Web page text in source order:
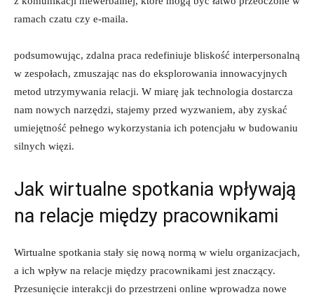
ramach czatu czy e-maila.
podsumowując,⁤ zdalna praca redefiniuje bliskość interpersonalną
w zespołach, zmuszając nas do eksplorowania innowacyjnych
metod utrzymywania relacji. W ‌miarę jak technologia dostarcza
nam nowych narzędzi, stajemy przed wyzwaniem, aby ⁣zyskać
umiejętność pełnego wykorzystania ich potencjału w budowaniu
silnych więzi.
Jak wirtualne spotkania wpływają
na relacje między pracownikami
Wirtualne ​spotkania stały się nową normą w wielu organizacjach,
a ‌ich wpływ na relacje między pracownikami jest znaczący.
Przesunięcie interakcji⁢ do przestrzeni online wprowadza nowe